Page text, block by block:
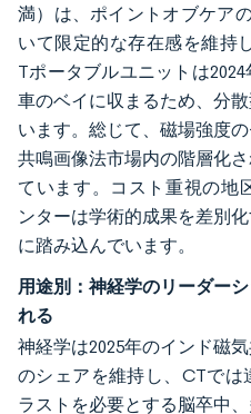
満）は、ポイントオブケア
いて限定的な存在感を維持
Tポータブルユニットは
車のベイに収まるため、分
います。総じて、磁場強度
共鳴画像法市場内の階層化
ています。コスト重視の地
ンターは学術的成果を差別
に踏み込んでいます。
用途別：神経学のリーダー
れる
神経学は2025年のインド磁
のシェアを維持し、CTでは
ラストを必要とする脳卒中